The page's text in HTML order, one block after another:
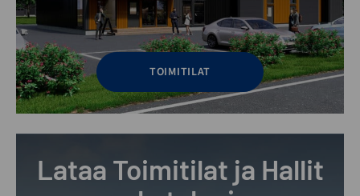
TOIMITILAT
Lataa Toimitilat ja Hallit